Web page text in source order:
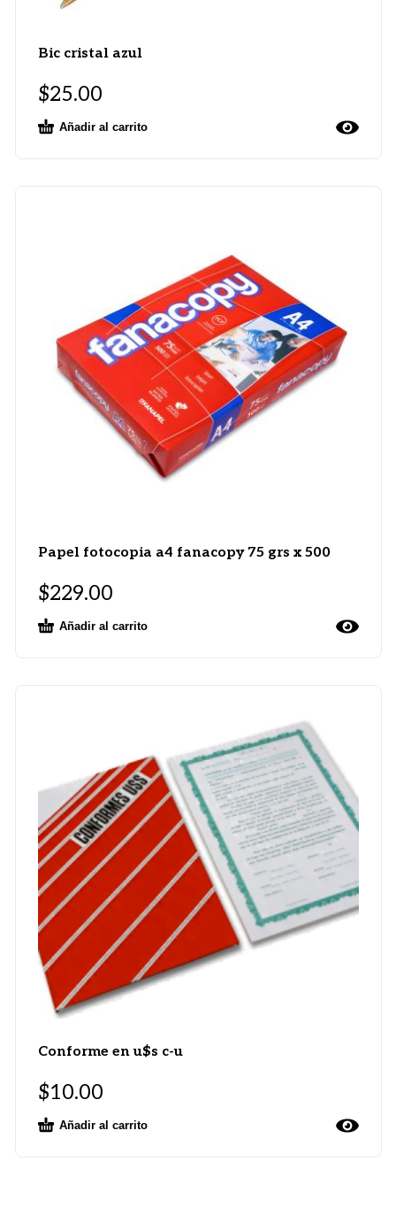
Bic cristal azul
$25.00
Añadir al carrito
Papel fotocopia a4 fanacopy 75 grs x 500
$229.00
Añadir al carrito
Conforme en u$s c-u
$10.00
Añadir al carrito